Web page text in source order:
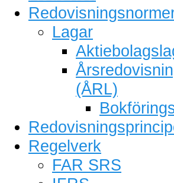
Lagar
(ÅRL)
Regelverk
FAR SRS